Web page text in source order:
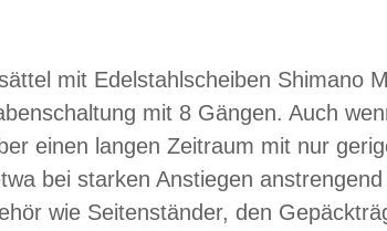
mit Edelstahlscheiben Shimano
mit 8 Gängen. Auch
einen langen Zeitraum mit nur
bei starken Anstiegen
wie Seitenständer, den